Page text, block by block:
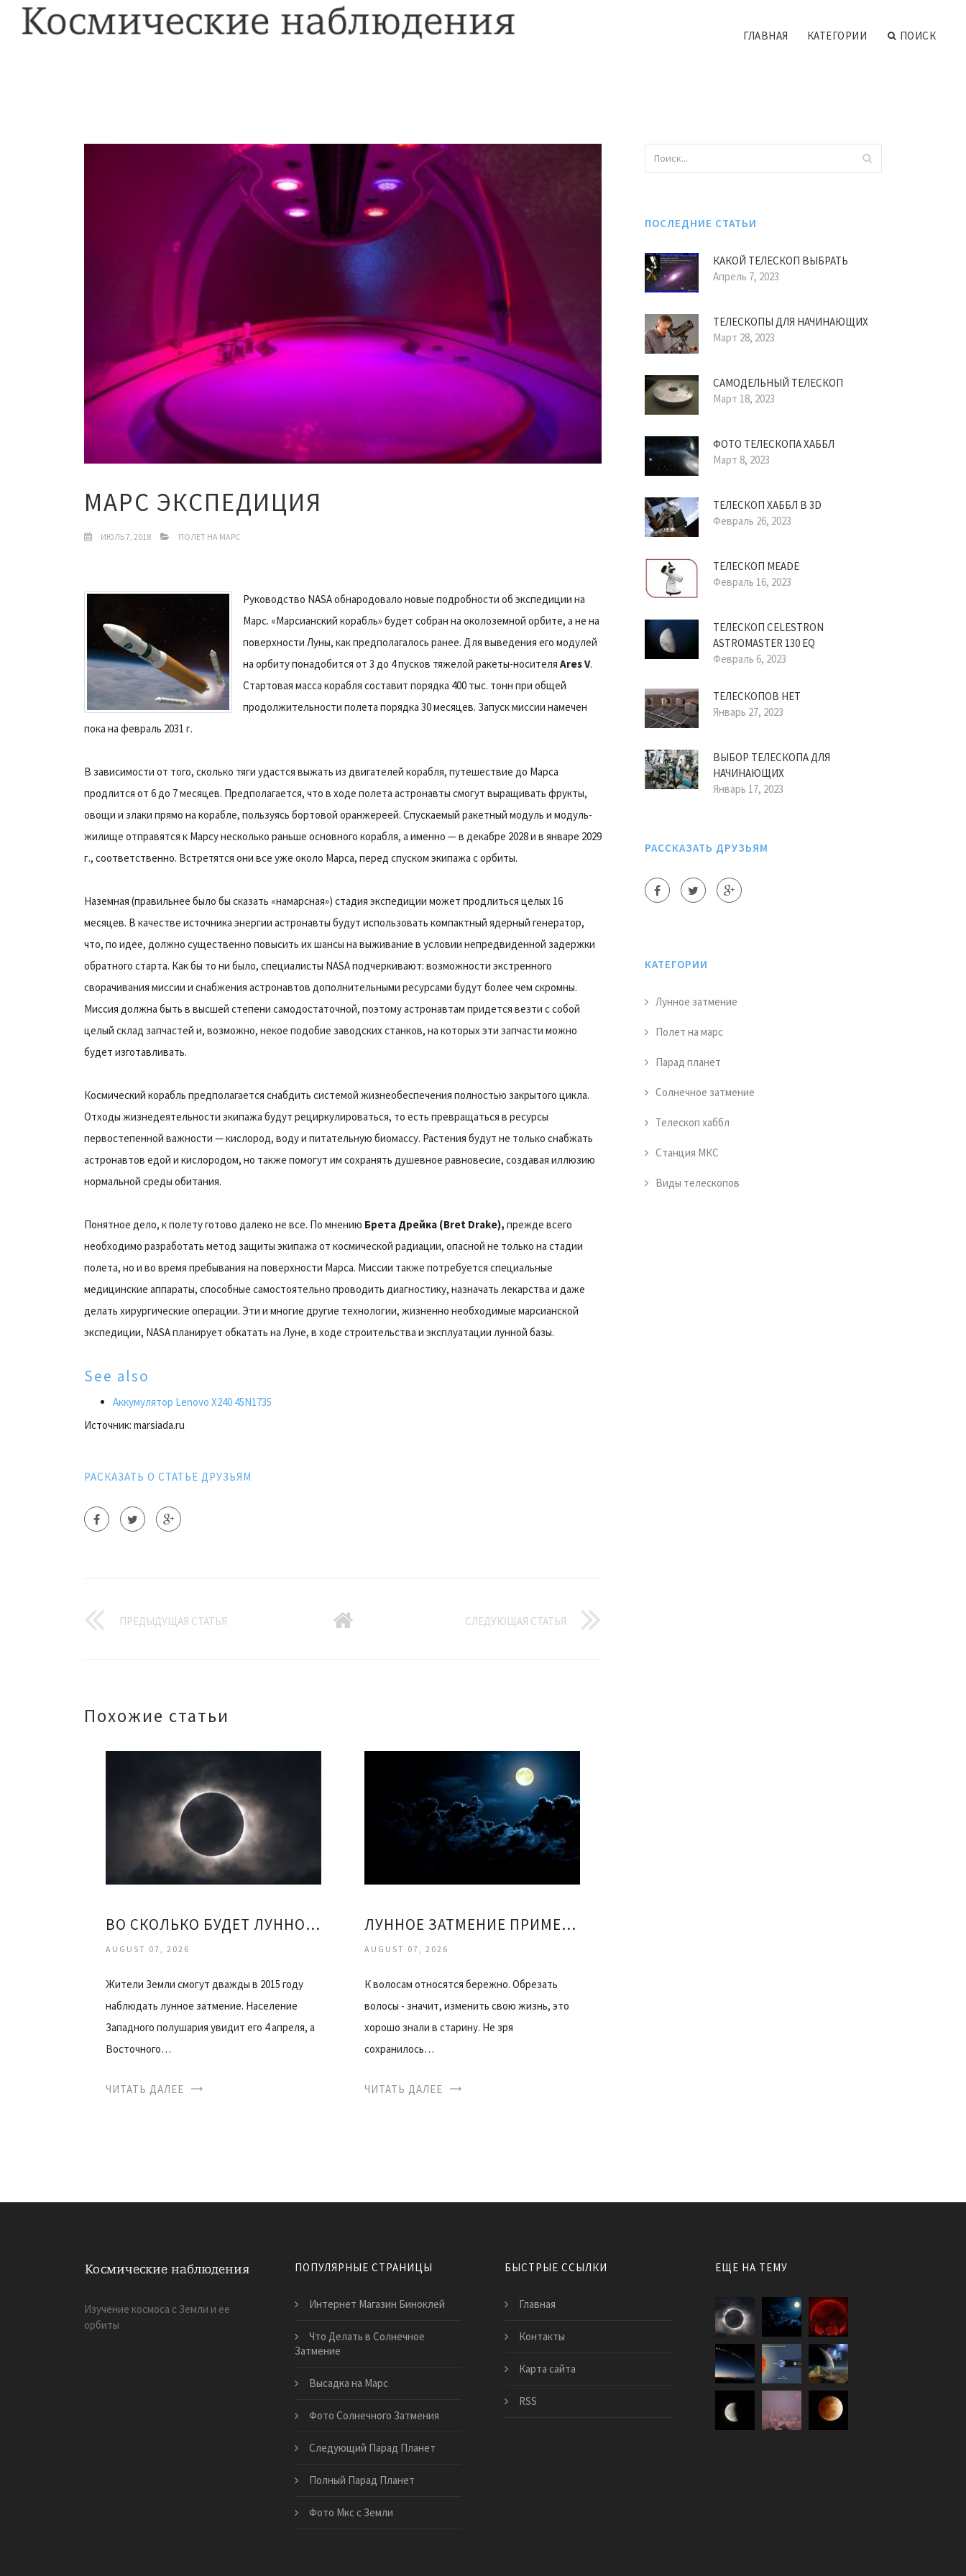
ГЛАВНАЯ КАТЕГОРИИ ПОИСК
МАРС ЭКСПЕДИЦИЯ
ИЮЛЬ 7, 2018 ПОЛЕТ НА МАРС
Руководство NASA обнародовало новые подробности об экспедиции на
Марс. «Марсианский корабль» будет собран на околоземной орбите, а не на
поверхности Луны, как предполагалось ранее. Для выведения его модулей
на орбиту понадобится от 3 до 4 пусков тяжелой ракеты-носителя Ares V.
Cтартовая масса корабля составит порядка 400 тыс. тонн при общей
продолжительности полета порядка 30 месяцев. Запуск миссии намечен
пока на февраль 2031 г.
В зависимости от того, сколько тяги удастся выжать из двигателей корабля, путешествие до Марса
продлится от 6 до 7 месяцев. Предполагается, что в ходе полета астронавты смогут выращивать фрукты,
овощи и злаки прямо на корабле, пользуясь бортовой оранжереей. Спускаемый ракетный модуль и модуль-
жилище отправятся к Марсу несколько раньше основного корабля, а именно — в декабре 2028 и в январе 2029
г., соответственно. Встретятся они все уже около Марса, перед спуском экипажа с орбиты.
Наземная (правильнее было бы сказать «намарсная») стадия экспедиции может продлиться целых 16
месяцев. В качестве источника энергии астронавты будут использовать компактный ядерный генератор,
что, по идее, должно существенно повысить их шансы на выживание в условии непредвиденной задержки
обратного старта. Как бы то ни было, специалисты NASA подчеркивают: возможности экстренного
сворачивания миссии и снабжения астронавтов дополнительными ресурсами будут более чем скромны.
Миссия должна быть в высшей степени самодостаточной, поэтому астронавтам придется везти с собой
целый склад запчастей и, возможно, некое подобие заводских станков, на которых эти запчасти можно
будет изготавливать.
Космический корабль предполагается снабдить системой жизнеобеспечения полностью закрытого цикла.
Отходы жизнедеятельности экипажа будут рециркулироваться, то есть превращаться в ресурсы
первостепенной важности — кислород, воду и питательную биомассу. Растения будут не только снабжать
астронавтов едой и кислородом, но также помогут им сохранять душевное равновесие, создавая иллюзию
нормальной среды обитания.
Понятное дело, к полету готово далеко не все. По мнению Брета Дрейка (Bret Drake), прежде всего
необходимо разработать метод защиты экипажа от космической радиации, опасной не только на стадии
полета, но и во время пребывания на поверхности Марса. Миссии также потребуется специальные
медицинские аппараты, способные самостоятельно проводить диагностику, назначать лекарства и даже
делать хирургические операции. Эти и многие другие технологии, жизненно необходимые марсианской
экспедиции, NASA планирует обкатать на Луне, в ходе строительства и эксплуатации лунной базы.
See also
Аккумулятор Lenovo X240 45N1735
Источник: marsiada.ru
РАСКАЗАТЬ О СТАТЬЕ ДРУЗЬЯМ
ПРЕДЫДУЩАЯ СТАТЬЯ СЛЕДУЮЩАЯ СТАТЬЯ
Похожие статьи
ВО СКОЛЬКО БУДЕТ ЛУННОЕ ЗАТМЕНИЕ
AUGUST 07, 2026
Жители Земли смогут дважды в 2015 году
наблюдать лунное затмение. Население
Западного полушария увидит его 4 апреля, а
Восточного…
ЧИТАТЬ ДАЛЕЕ
ЛУННОЕ ЗАТМЕНИЕ ПРИМЕТЫ
AUGUST 07, 2026
К волосам относятся бережно. Обрезать
волосы - значит, изменить свою жизнь, это
хорошо знали в старину. Не зря
сохранилось…
ЧИТАТЬ ДАЛЕЕ
ПОСЛЕДНИЕ СТАТЬИ
КАКОЙ ТЕЛЕСКОП ВЫБРАТЬ
Апрель 7, 2023
ТЕЛЕСКОПЫ ДЛЯ НАЧИНАЮЩИХ
Март 28, 2023
САМОДЕЛЬНЫЙ ТЕЛЕСКОП
Март 18, 2023
ФОТО ТЕЛЕСКОПА ХАББЛ
Март 8, 2023
ТЕЛЕСКОП ХАББЛ В 3D
Февраль 26, 2023
ТЕЛЕСКОП MEADE
Февраль 16, 2023
ТЕЛЕСКОП CELESTRON
ASTROMASTER 130 EQ
Февраль 6, 2023
ТЕЛЕСКОПОВ НЕТ
Январь 27, 2023
ВЫБОР ТЕЛЕСКОПА ДЛЯ
НАЧИНАЮЩИХ
Январь 17, 2023
РАССКАЗАТЬ ДРУЗЬЯМ
КАТЕГОРИИ
Лунное затмение
Полет на марс
Парад планет
Солнечное затмение
Телескоп хаббл
Станция МКС
Виды телескопов
Изучение космоса с Земли и ее
орбиты
ПОПУЛЯРНЫЕ СТРАНИЦЫ
Интернет Магазин Биноклей
Что Делать в Солнечное
Затмение
Высадка на Марс
Фото Солнечного Затмения
Следующий Парад Планет
Полный Парад Планет
Фото Мкс с Земли
БЫСТРЫЕ ССЫЛКИ
Главная
Контакты
Карта сайта
RSS
ЕЩЕ НА ТЕМУ